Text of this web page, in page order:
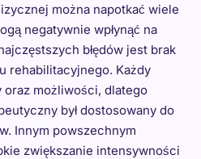
można napotkać wiele
negatywnie wpłynąć na
błędów jest brak
rehabilitacyjnego. Każdy
możliwości, dlatego
był dostosowany do
Innym powszechnym
zwiększanie intensywności